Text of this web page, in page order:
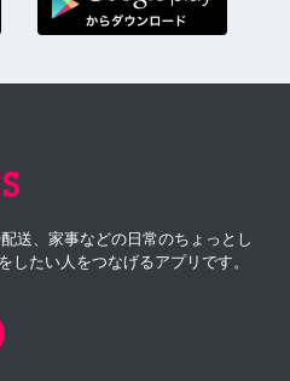
送、家事などの日常のちょっとし
したい人をつなげるアプリです。